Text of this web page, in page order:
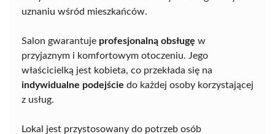
uznaniu wśród mieszkańców.
Salon gwarantuje profesjonalną obsługę w
przyjaznym i komfortowym otoczeniu. Jego
właścicielką jest kobieta, co przekłada się na
indywidualne podejście do każdej osoby korzystającej
z usług.
Lokal jest przystosowany do potrzeb osób